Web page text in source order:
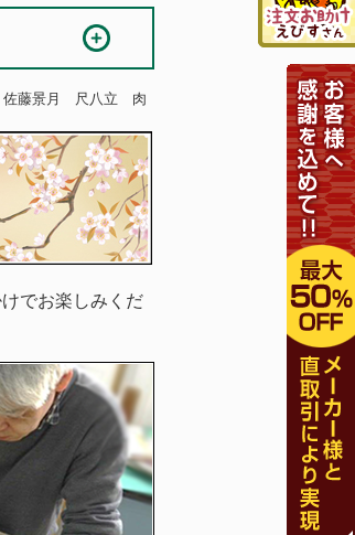
藤景月 尺八立 肉
でお楽しみくだ